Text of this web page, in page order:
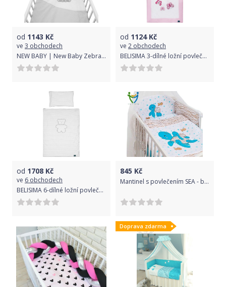
od 1143 Kč
ve 3 obchodech
NEW BABY | New Baby Zebra exclusive | 3-dílné ložní povlečení New Baby Zebra exclusive 100/135 bílo-šedé | Bílá |
od 1124Kč
ve 2 obchodech
BELISIMA 3-dílné ložní povlečení Belisima Motýlek 100/135 růžové
od 1708 Kč
ve 6 obchodech
BELISIMA 6-dílné ložní povlečení Belisima Bílý medvídek 100/135 Bílá
845 Kč
Mantinel s povlečením SEA - béžovy - 120x90
Doprava zdarma